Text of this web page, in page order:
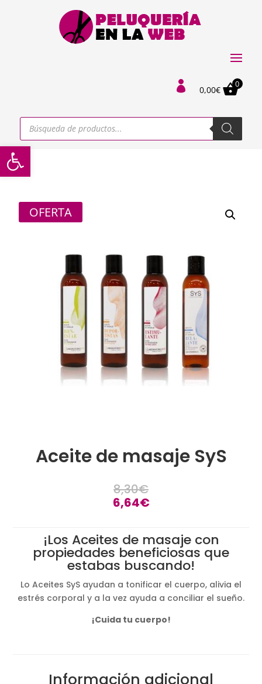
Abrir barra de herramientas
 0,00€
0
Búsqueda
productos
OFERTA
Aceite de masaje SyS
8,30€
6,64€
¡Los Aceites de masaje con
propiedades beneficiosas que
estabas buscando!
Lo Aceites SyS ayudan a tonificar el cuerpo, alivia el
estrés corporal y a la vez ayuda a conciliar el sueño.
¡Cuida tu cuerpo!
Información adicional